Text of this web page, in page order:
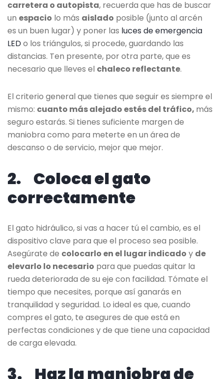
carretera o autopista, recuerda que has de buscar
un espacio lo más aislado posible (junto al arcén
es un buen lugar) y poner las luces de emergencia
LEDo los triángulos, si procede, guardando las
distancias. Ten presente, por otra parte, que es
necesario que lleves el chaleco reflectante.
El criterio general que tienes que seguir es siempre el
mismo: cuanto más alejado estés del tráfico, más
seguro estarás. Si tienes suficiente margen de
maniobra como para meterte en un área de
descanso o de servicio, mejor que mejor.
2. Coloca el gato
correctamente
El gato hidráulico, si vas a hacer tú el cambio, es el
dispositivo clave para que el proceso sea posible.
Asegúrate de colocarlo en el lugar indicado y de
elevarlo lo necesario para que puedas quitar la
rueda deteriorada de su eje con facilidad. Tómate el
tiempo que necesites, porque así ganarás en
tranquilidad y seguridad. Lo ideal es que, cuando
compres el gato, te asegures de que está en
perfectas condiciones y de que tiene una capacidad
de carga elevada.
3. Haz la maniobra de